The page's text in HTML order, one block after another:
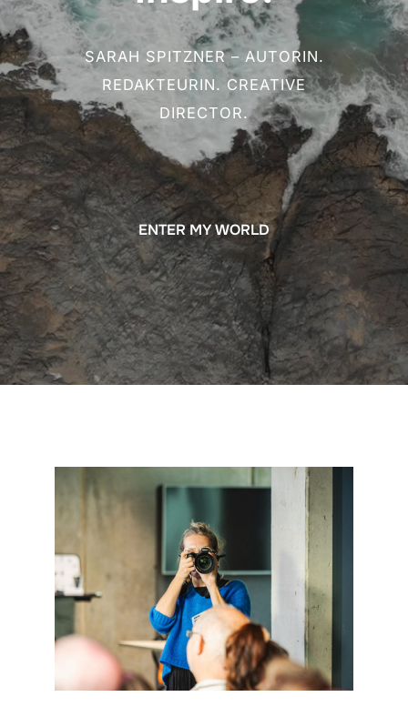
SARAH SPITZNER – AUTORIN.
REDAKTEURIN. CREATIVE
DIRECTOR.
ENTER MY WORLD